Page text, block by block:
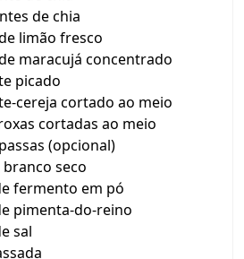
de chia
limão fresco
maracujá concentrado
picado
cereja cortado ao meio
cortadas ao meio
(opcional)
seco
fermento em pó
pimenta-do-reino
sal